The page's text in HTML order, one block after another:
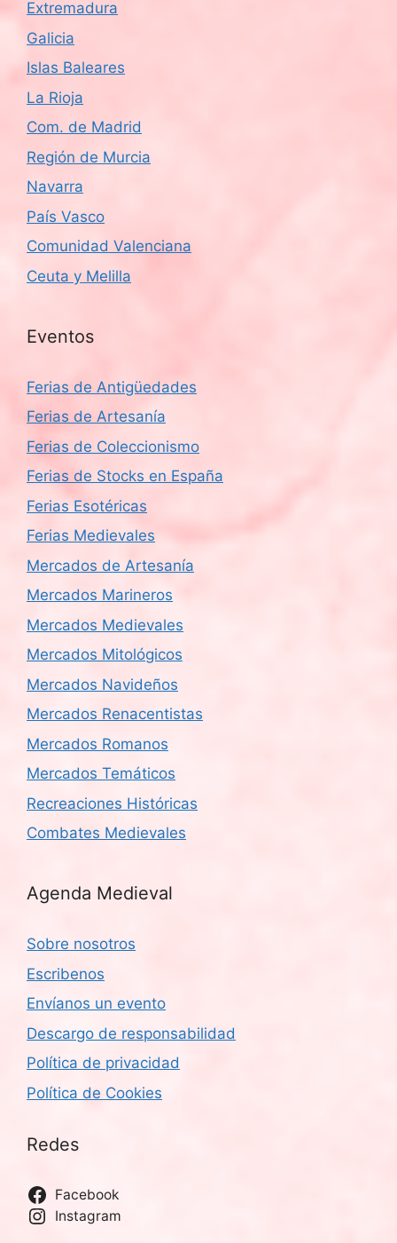
Extremadura
Galicia
Islas Baleares
La Rioja
Com. de Madrid
Región de Murcia
Navarra
País Vasco
Comunidad Valenciana
Ceuta y Melilla
Eventos
Ferias de Antigüedades
Ferias de Artesanía
Ferias de Coleccionismo
Ferias de Stocks en España
Ferias Esotéricas
Ferias Medievales
Mercados de Artesanía
Mercados Marineros
Mercados Medievales
Mercados Mitológicos
Mercados Navideños
Mercados Renacentistas
Mercados Romanos
Mercados Temáticos
Recreaciones Históricas
Combates Medievales
Agenda Medieval
Sobre nosotros
Escribenos
Envíanos un evento
Descargo de responsabilidad
Política de privacidad
Política de Cookies
Redes
Facebook
Instagram